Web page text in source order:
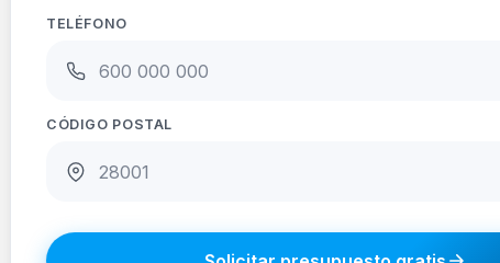
TELÉFONO
CÓDIGO POSTAL